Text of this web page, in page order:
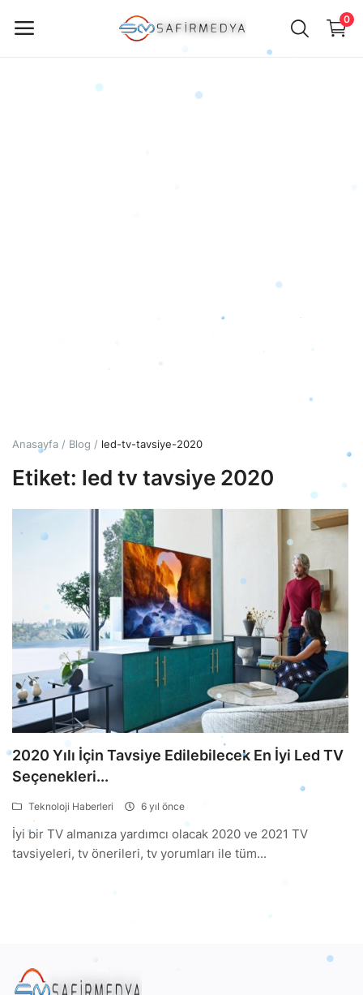
0
Türkçe TRY (₺)
Anasayfa Blog led-tv-tavsiye-2020
Etiket: led tv tavsiye 2020
2020 Yılı İçin Tavsiye Edilebilecek En İyi Led TV
Seçenekleri...
Teknoloji Haberleri 6 yıl önce
İyi bir TV almanıza yardımcı olacak 2020 ve 2021 TV
tavsiyeleri, tv önerileri, tv yorumları ile tüm...